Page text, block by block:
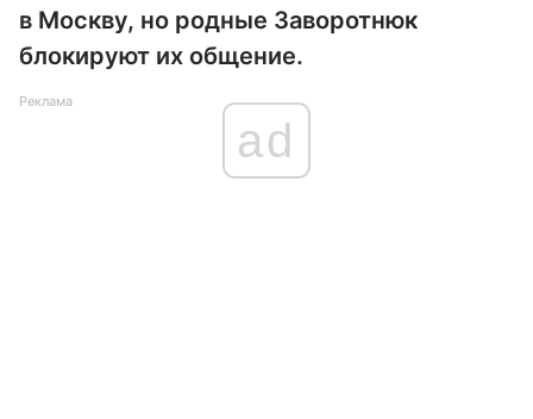
в Москву, но родные Заворотнюк
блокируют их общение.
Реклама
ad